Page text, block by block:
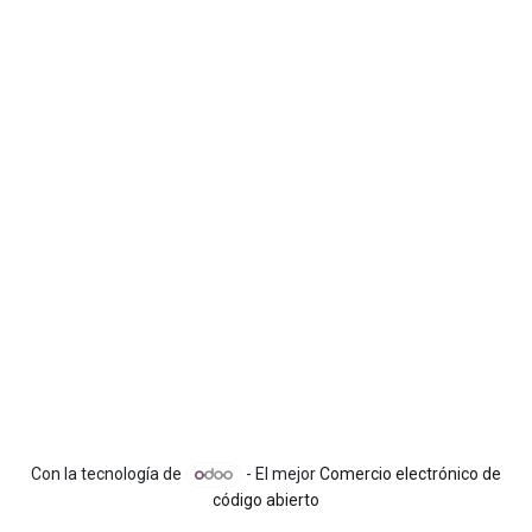
Con la tecnología de - El mejorComercio electrónico de
código abierto